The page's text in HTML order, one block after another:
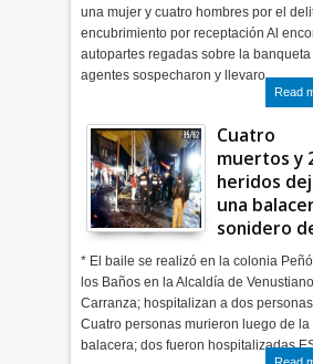
una mujer y cuatro hombres por el
encubrimiento por receptación Al
autopartes regadas sobre la
agentes sospecharon y llevaro…
Read
Cuatro
muertos y
heridos
una
sonidero
* El baile se realizó en la colonia
los Baños en la Alcaldía de Venustiano
Carranza; hospitalizan a dos personas
Cuatro personas murieron luego de la
balacera; dos fueron hospitalizadas